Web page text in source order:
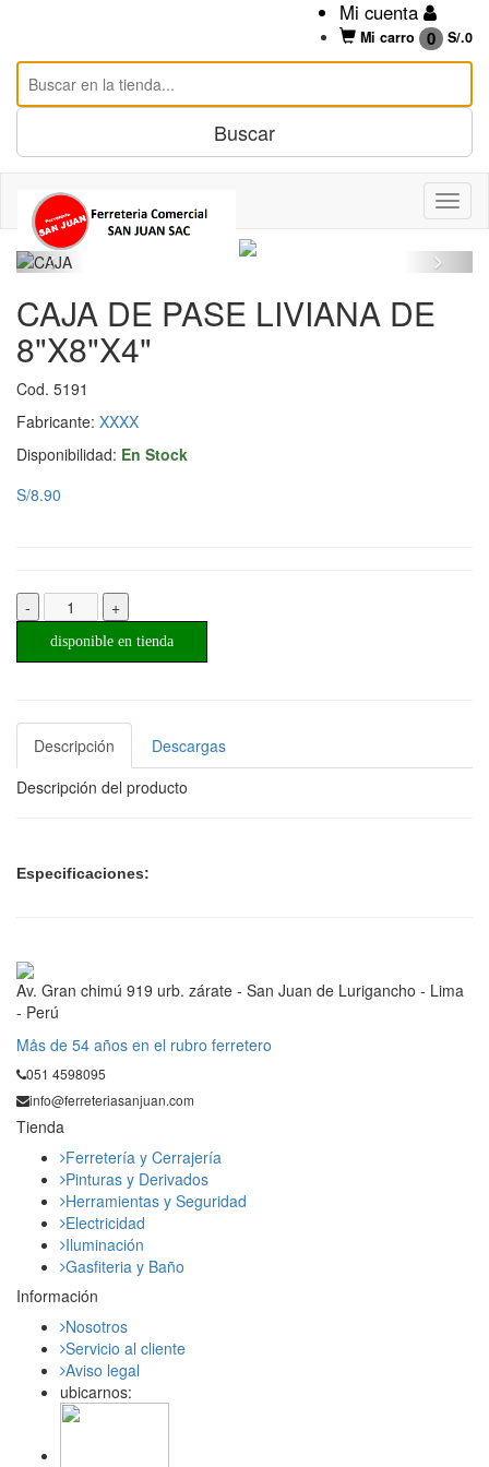
Mi cuenta
Mi carro 0 S/.0
CAJA DE PASE LIVIANA DE
8"X8"X4"
Cod. 5191
Fabricante: XXXX
Disponibilidad: En Stock
S/8.90
- +
disponible en tienda
Descripción
Descargas
Descripción del producto
Especificaciones:
Av. Gran chimú 919 urb. zárate - San Juan de Lurigancho - Lima
- Perú
Mås de 54 años en el rubro ferretero
051 4598095
info@ferreteriasanjuan.com
Tienda
Ferretería y Cerrajería
Pinturas y Derivados
Herramientas y Seguridad
Electricidad
Iluminación
Gasfiteria y Baño
Información
Nosotros
Servicio al cliente
Aviso legal
ubicarnos: